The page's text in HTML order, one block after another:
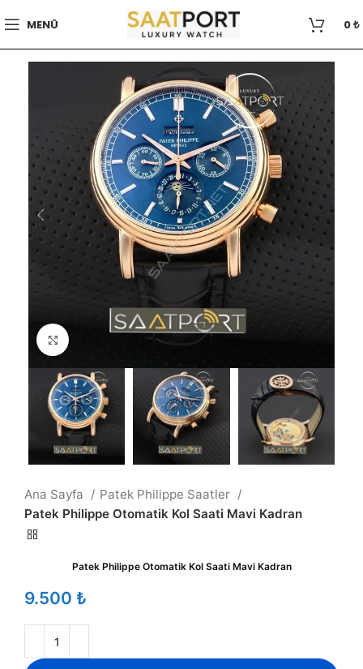
MENÜ 0₺
Büyütmek için tıklayın
Ana Sayfa
Patek Philippe Saatler
Patek Philippe Otomatik Kol Saati Mavi Kadran
Patek Philippe Otomatik Kol Saati Mavi Kadran
₺